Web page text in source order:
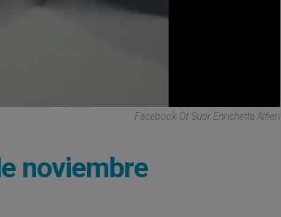
Facebook Of Suor Enrichetta Alfieri
noviembre